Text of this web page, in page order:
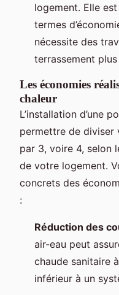
logement. Elle
termes
nécessite des
terrassement
Les économies
chaleur
L’installation d’une
permettre de
par 3, voire 4, selon
de votre logement.
concrets des
:
Réduction des
air-eau peut
chaude sanitaire
inférieur à un